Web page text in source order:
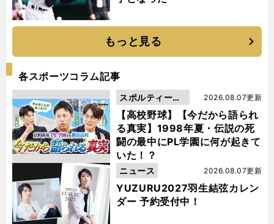
もっと見る
各スポーツコラム記事
【高校野球】【今だから語られ
る真実】1998年夏・伝説の死
闘の最中にPL学園に何が起きて
いた！？
2026.08.07更新
スポルティーバ
動画
YUZURU2027羽生結弦カレン
ダー 予約受付中！
2026.08.07更新
ニュース